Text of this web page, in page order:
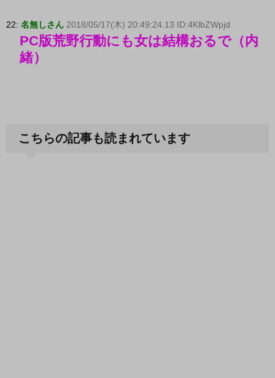
22: 名無しさん 2018/05/17(木) 20:49:24.13 ID:4KlbZWpjd
PC版荒野行動にも女は結構おるで（内
緒）
こちらの記事も読まれています